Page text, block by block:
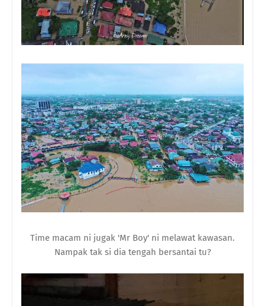
Time macam ni jugak 'Mr Boy' ni melawat kawasan.
Nampak tak si dia tengah bersantai tu?